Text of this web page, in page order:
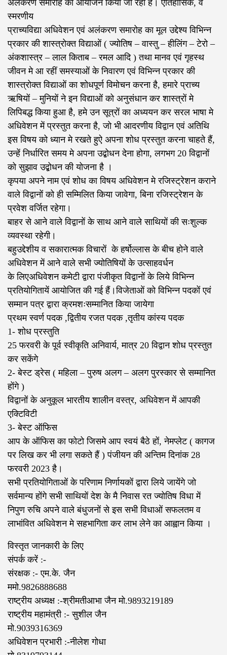
अलंकरण समारोह का आयोजन किया जा रहा है। ऐतिहासिक, व
स्मरणीय
प्राच्यविद्या अधिवेशन एवं अलंकरण समारोह का मूल उद्देश्य विभिन्न
प्रकार की शास्त्रोक्त विद्याओं ( ज्योतिष – वास्तु – हीलिंग – टेरो –
अंकशास्त्र – लाल किताब – रमल आदि ) तथा मानव एवं गृहस्थ
जीवन मे आ रहीं समस्याओं के निवारण एवं विभिन्न प्रकार की
शास्त्रोक्त विद्याओं का शोधपूर्ण विमोचन करना है, हमारे प्राच्य
ऋषियों – मुनियों ने इन विद्याओं को अनुसंधान कर शास्त्रों मे
लिपिबद्ध किया हुआ है, हमे उन सूत्रों का अध्ययन कर सरल भाषा मे
अधिवेशन में प्रस्तुत करना है, जो भी आदरणीय विद्वान एवं अतिथि
इस विषय को ध्यान मे रखते हुऐ अपना शोध प्रस्तुत करना चाहते हैं,
उन्हें निर्धारित समय मे अपना उद्बोधन देना होगा, लगभग 20 विद्वानों
को सुझाव उद्बोधन की योजना है ।
कृपया अपने नाम एवं शोध का विषय अधिवेशन मे रजिस्ट्रेशन कराने
वाले विद्वानों को ही सम्मिलित किया जावेगा, बिना रजिस्ट्रेशन के
प्रवेश वर्जित रहेगा।
बाहर से आने वाले विद्वानों के साथ आने वाले साथियों की सःशुल्क
व्यवस्था रहेगी।
बहुउद्देशीय व सकारात्मक विचारों ‌ के हर्षोल्लास के बीच होने वाले
अधिवेशन में आने वाले सभी ज्योतिषियों के उत्साहवर्धन
के लिएअधिवेशन कमेटी द्वारा पंजीकृत विद्वानों के लिये विभिन्न
प्रतियोगितायें आयोजित की गई हैं।विजेताओं को विभिन्न पदकों एवं
सम्मान पत्र द्वारा क्रमशःसम्मानित किया जायेगा
प्रथम स्वर्ण पदक ,द्वितीय रजत पदक ,तृतीय कांस्य पदक
1- शोध प्रस्तुति
25 फरवरी के पूर्व स्वीकृति अनिवार्य, मात्र 20 विद्वान शोध प्रस्तुत
कर सकेंगे
2- बेस्ट ड्रेस ( महिला – पुरुष अलग – अलग पुरस्कार से सम्मानित
होंगे )
विद्वानों के अनुकूल भारतीय शालीन वस्त्र, अधिवेशन में आपकी
एक्टिविटी
3- बेस्ट ऑफिस
आप के ऑफिस का फोटो जिसमे आप स्वयं बैठे हों, नेमप्लेट ( कागज
पर लिख कर भी लगा सकते हैं ) पंजीयन की अन्तिम दिनांक 28
फरवरी 2023 है।
सभी प्रतियोगिताओं के परिणाम निर्णायकों द्वारा लिये जायेंगे जो
सर्वमान्य होंगे सभी साथियों देश के मै निवास रत ज्योतिष विधा में
निपुण रुचि अपने वाले बंधुजनों से इस सभी विधाओं सफलतम व
लाभांवित अधिवेशन मे सहभागिता कर लाभ लेने का आह्वान किया ।
विस्तृत जानकारी के लिए
संपर्क करें :-
संरक्षक :- एम.के. जैन
ममो.9826888688
राष्ट्रीय अध्यक्ष :-श्रीमतीआभा जैन मो.9893219189
राष्ट्रीय महामंत्री :- सुशील जैन
मो.9039316369
अधिवेशन प्रभारी :-नीलेश गोधा